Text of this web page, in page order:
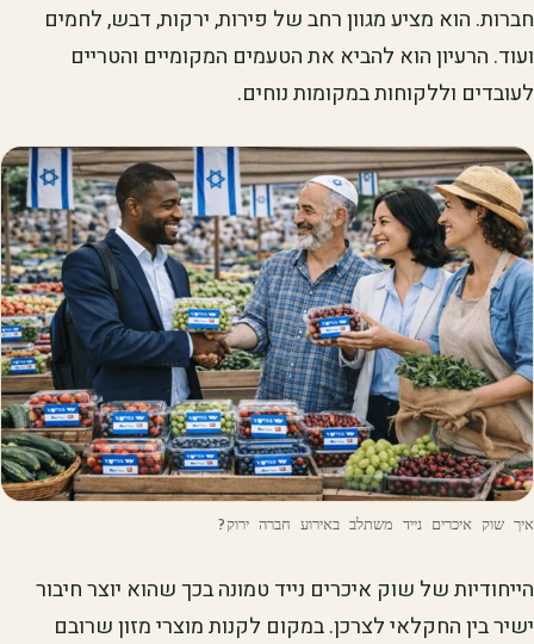
חברות. הוא מציע מגוון רחב של פירות, ירקות, דבש, לחמים
ועוד. הרעיון הוא להביא את הטעמים המקומיים והטריים
לעובדים וללקוחות במקומות נוחים.
איך שוק איכרים נייד משתלב באירוע חברה ירוק?
הייחודיות של שוק איכרים נייד טמונה בכך שהוא יוצר חיבור
ישיר בין החקלאי לצרכן. במקום לקנות מוצרי מזון שרובם